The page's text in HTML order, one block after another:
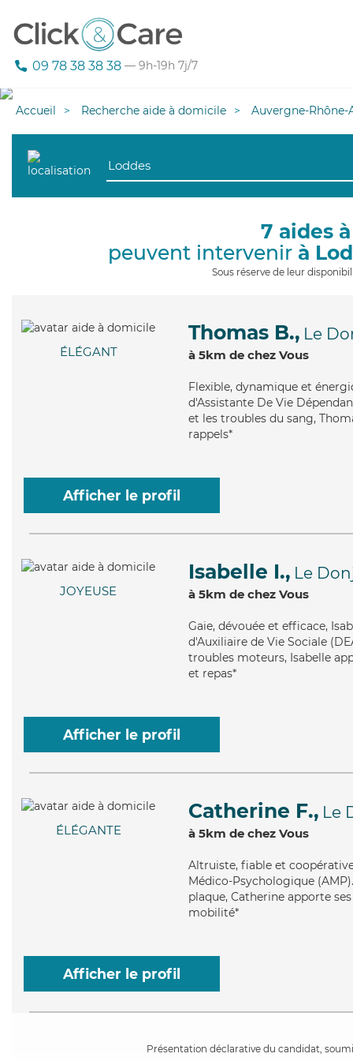
09 78 38 38 38 — 9h-19h 7j/7
Accueil Recherche aide à domicile Auvergne-Rhône-
7 aides
peuvent intervenir à
Sous réserve de leur
ÉLÉGANT
Thomas B., Le
à 5km de chez Vous
Flexible, dynamique et
d'Assistante De Vie
et les troubles du sang,
rappels*
Afficher le profil
JOYEUSE
Isabelle I., Le
à 5km de chez Vous
Gaie, dévouée et efficace,
d'Auxiliaire de Vie Sociale
troubles moteurs, Isabelle
et repas*
Afficher le profil
ÉLÉGANTE
Catherine F., Le
à 5km de chez Vous
Altruiste, fiable et
Médico-Psychologique
plaque, Catherine apporte
mobilité*
Afficher le profil
Présentation déclarative du candidat,